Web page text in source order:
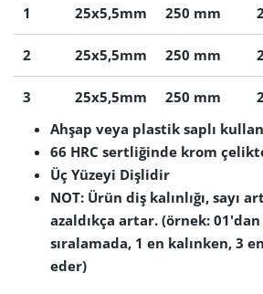
1 25x5,5mm 250 mm
2 25x5,5mm 250 mm
3 25x5,5mm 250 mm
Ahşap veya plastik saplı
66 HRC sertliğinde krom
Üç Yüzeyi Dişlidir
NOT: Ürün diş kalınlığı, sayı
azaldıkça artar. (örnek:
sıralamada, 1 en kalınken, 3
eder)